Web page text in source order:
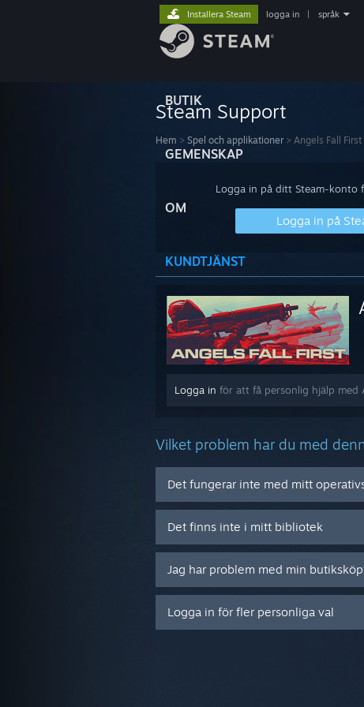
BUTIK
GEMENSKAP
OM
KUNDTJÄNST
Installera Steam logga in språk
Steam Support
Hem > Spel och applikationer > Angels Fall First
Logga in på ditt Steam-konto
Logga in på
Logga in för att få personlig hjälp med
Vilket problem har du med
Det fungerar inte med mitt
Det finns inte i mitt bibliotek
Jag har problem med min
Logga in för fler personliga val